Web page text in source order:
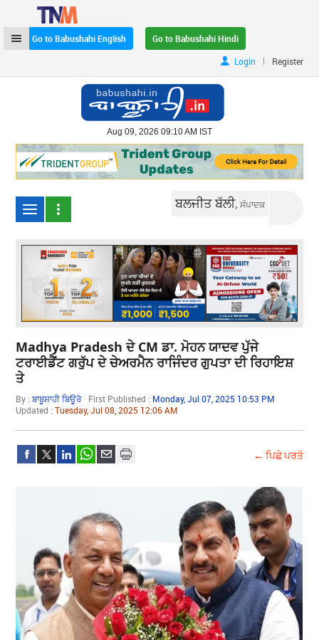
Go to Babushahi English
Go to Babushahi Hindi
Login
| Register
Aug 09, 2026 09:10 AM IST
ਬਲਜੀਤ ਬੱਲੀ,ਸੰਪਾਦਕ
Madhya Pradesh ਦੇ CM ਡਾ. ਮੋਹਨ ਯਾਦਵ ਪੁੱਜੇ
ਟਰਾਈਡੈਂਟ ਗਰੁੱਪ ਦੇ ਚੇਅਰਮੈਨ ਰਾਜਿੰਦਰ ਗੁਪਤਾ ਦੀ ਰਿਹਾਇਸ਼
ਤੇ
By :ਬਾਬੂਸ਼ਾਹੀ ਬਿਊਰੋ First Published : Monday, Jul 07, 2025 10:53 PM
Updated :Tuesday, Jul 08, 2025 12:06 AM
← ਪਿਛੇ ਪਰਤੋ